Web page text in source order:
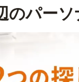
のパー